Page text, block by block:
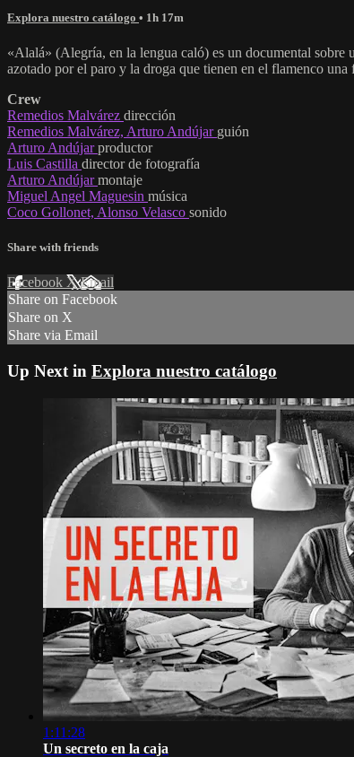
Explora nuestro catálogo • 1h 17m
«Alalá» (Alegría, en la lengua caló) es un documental
azotado por el paro y la droga que tienen en el flamenco una
Crew
Remedios Malvárez dirección
Remedios Malvárez, Arturo Andújar guión
Arturo Andújarproductor
Luis Castilla director de fotografía
Arturo Andújarmontaje
Miguel Angel Maguesin música
Coco Gollonet, Alonso Velasco sonido
Share with friends
Facebook XEmail
Share on Facebook
Share on X
Share via Email
Up Next in Explora nuestro catálogo
1:11:28
Un secreto en la caja